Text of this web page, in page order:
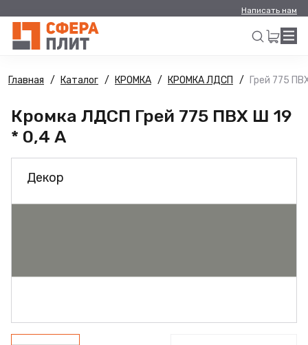
Написать нам
Искать
Главная Каталог КРОМКА КРОМКА ЛДСП Грей 775
Кромка ЛДСП Грей 775 ПВХ Ш 19
* 0,4 А
Декор